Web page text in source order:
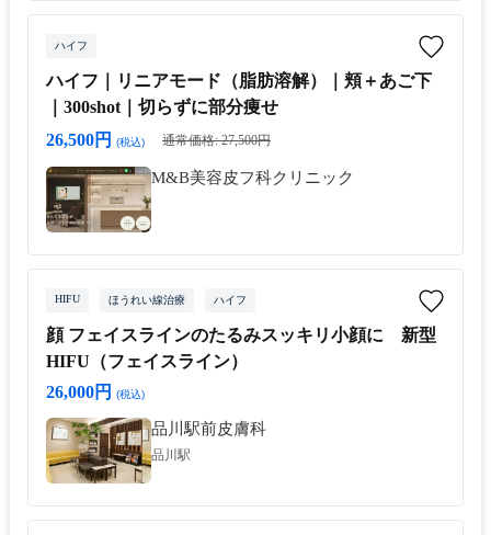
ハイフ
ハイフ｜リニアモード（脂肪溶解）｜頬＋あご下
｜300shot｜切らずに部分痩せ
26,500円
(税込) 通常価格: 27,500円
M&B美容皮フ科クリニック
HIFU ほうれい線治療 ハイフ
顔 フェイスラインのたるみスッキリ小顔に 新型
HIFU（フェイスライン）
26,000円
(税込)
品川駅前皮膚科
品川駅